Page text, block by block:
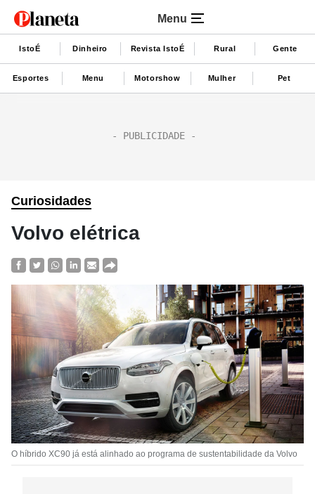
Menu
IstoÉ Dinheiro Revista IstoÉ Rural Gente
Esportes Menu Motorshow Mulher Pet
Curiosidades
Volvo elétrica
O híbrido XC90 já está alinhado ao programa de sustentabilidade da Volvo